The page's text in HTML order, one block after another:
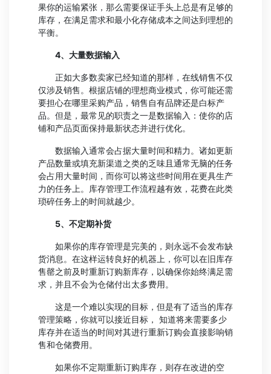
果你的运输紧张，那么需要保证手头上总是有足够的
库存，在满足需求和最小化存储成本之间达到理想的
平衡。
4、大量数据输入
正如大多数卖家已经知道的那样，在线销售不仅
仅涉及销售。根据店铺的理想商业模式，你可能还需
要担心在哪里采购产品，销售自有品牌还是白标产
品。但是，最常见的职责之一是数据输入：使你的店
铺和产品页面保持最新状态并进行优化。
数据输入通常会占据大量时间和精力。诸如更新
产品数量或填充新渠道之类的乏味且通常无脑的任务
会占用大量时间，而你可以将这些时间用在更具生产
力的任务上。库存管理工作流程越有效，花费在此类
琐碎任务上的时间就越少。
5、不定期补货
如果你的库存管理是完美的，则永远不会发布缺
货消息。在这样运转良好的机器上，你可以在旧库存
售罄之前及时重新订购新库存，以确保你始终满足需
求，并且不会为仓储付出太多费用。
这是一个难以实现的目标，但是有了适当的库存
管理策略，你就可以接近目标， 知道将来需要多少
库存并在适当的时间对其进行重新订购会直接影响销
售和仓储费用。
如果你不定期重新订购库存，则存在改进的空